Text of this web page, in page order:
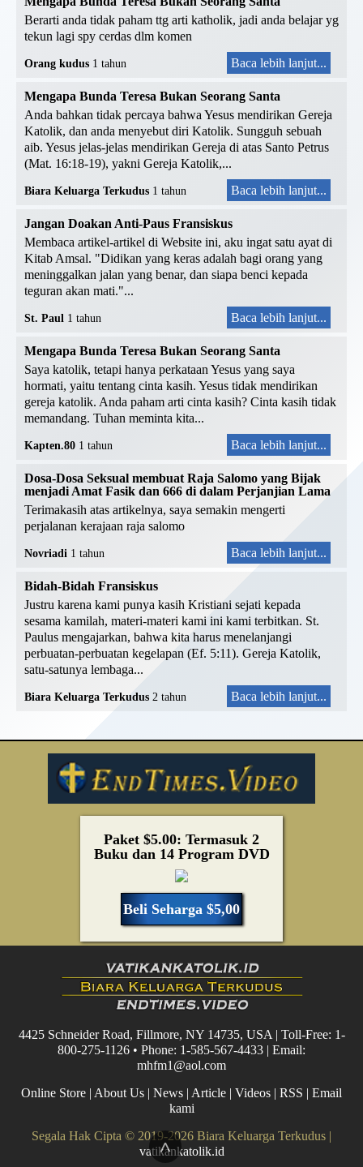
Berarti anda tidak paham ttg arti katholik, jadi anda belajar yg
tekun lagi spy cerdas dlm komen
Orang kudus 1 tahun Baca lebih lanjut...
Mengapa Bunda Teresa Bukan Seorang Santa
Anda bahkan tidak percaya bahwa Yesus mendirikan Gereja
Katolik, dan anda menyebut diri Katolik. Sungguh sebuah
aib. Yesus jelas-jelas mendirikan Gereja di atas Santo Petrus
(Mat. 16:18-19), yakni Gereja Katolik,...
Biara Keluarga Terkudus 1 tahun Baca lebih lanjut...
Jangan Doakan Anti-Paus Fransiskus
Membaca artikel-artikel di Website ini, aku ingat satu ayat di
Kitab Amsal. "Didikan yang keras adalah bagi orang yang
meninggalkan jalan yang benar, dan siapa benci kepada
teguran akan mati."...
St. Paul 1 tahun Baca lebih lanjut...
Mengapa Bunda Teresa Bukan Seorang Santa
Saya katolik, tetapi hanya perkataan Yesus yang saya
hormati, yaitu tentang cinta kasih. Yesus tidak mendirikan
gereja katolik. Anda paham arti cinta kasih? Cinta kasih tidak
memandang. Tuhan meminta kita...
Kapten.80 1 tahun Baca lebih lanjut...
Dosa-Dosa Seksual membuat Raja Salomo yang Bijak
menjadi Amat Fasik dan 666 di dalam Perjanjian Lama
Terimakasih atas artikelnya, saya semakin mengerti
perjalanan kerajaan raja salomo
Novriadi 1 tahun Baca lebih lanjut...
Bidah-Bidah Fransiskus
Justru karena kami punya kasih Kristiani sejati kepada
sesama kamilah, materi-materi kami ini kami terbitkan. St.
Paulus mengajarkan, bahwa kita harus menelanjangi
perbuatan-perbuatan kegelapan (Ef. 5:11). Gereja Katolik,
satu-satunya lembaga...
Biara Keluarga Terkudus 2 tahun Baca lebih lanjut...
^
Paket $5.00: Termasuk 2
Buku dan 14 Program DVD
Beli Seharga $5,00
4425 Schneider Road, Fillmore, NY 14735, USA | Toll-Free: 1-
800-275-1126 • Phone: 1-585-567-4433 | Email:
mhfm1@aol.com
Online Store | About Us | News | Article | Videos | RSS | Email
kami
Segala Hak Cipta © 2019-2026 Biara Keluarga Terkudus |
vatikankatolik.id